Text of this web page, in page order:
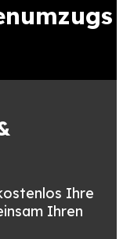
Ihre
Ihren